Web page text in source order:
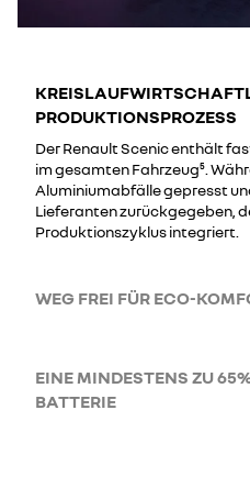
PRODUKTIONSPROZESS
Der Renault Scenic enthält
im gesamten Fahrzeug⁵.
Aluminiumabfälle gepresst
Lieferanten zurückgegeben,
Produktionszyklus integriert.
WEG FREI FÜR ECO-
EINE MINDESTENS ZU
BATTERIE